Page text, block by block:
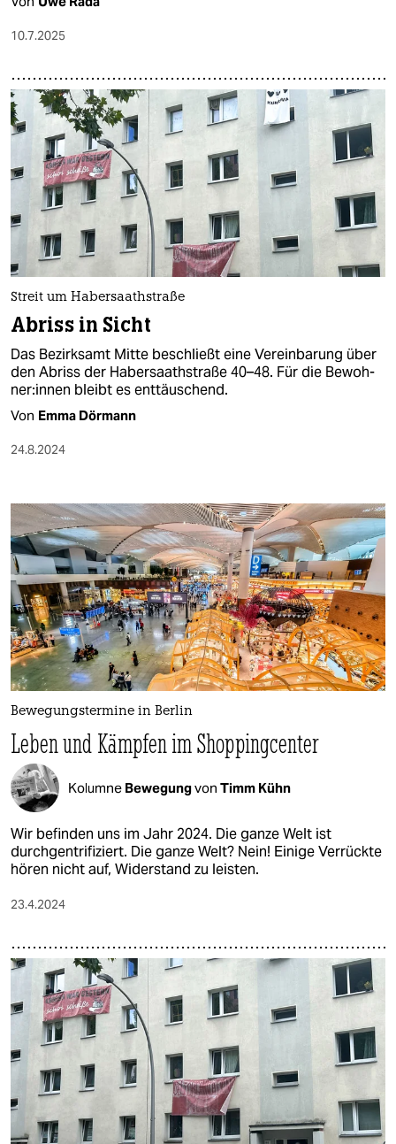
10.7.2025
Streit um Habersaathstraße
Abriss in Sicht
Das Bezirksamt Mitte beschließt eine Vereinbarung über
den Abriss der Habersaathstraße 40–48. Für die Be­woh­
ne­r:in­nen bleibt es enttäuschend.
Von Emma Dörmann
24.8.2024
Bewegungstermine in Berlin
Leben und Kämpfen im Shoppingcenter
Kolumne Bewegungvon Timm Kühn
Wir befinden uns im Jahr 2024. Die ganze Welt ist
durchgentrifiziert. Die ganze Welt? Nein! Einige Verrückte
hören nicht auf, Widerstand zu leisten.
23.4.2024